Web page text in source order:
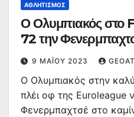
ΑΘΛΗΤΙΣΜΌΣ
Ο Ολυμπιακός στο
72 την
9 ΜΑΪ́ΟΥ 2023
Ο Ολυμπιακός στην
πλέι οφ της Euroleague
Φενερμπαχτσέ στο